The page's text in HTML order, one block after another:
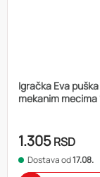
Igračka Eva
mekanim mecima
1.305RSD
Dostava od17.08.